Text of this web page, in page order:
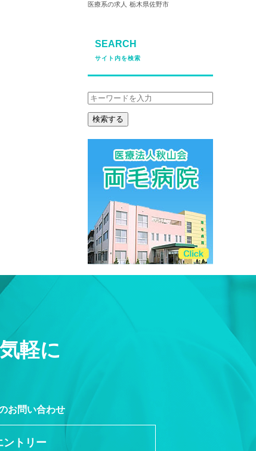
医療系の求人 栃木県佐野市
SEARCH
サイト内を検索
検索する
軽に
お問い合わせ
ントリー